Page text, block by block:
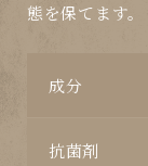
態を保てます。
成分
抗菌剤